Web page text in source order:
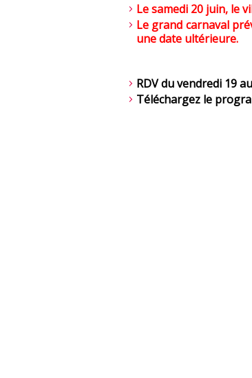
Le samedi 20 juin, le
Le grand carnaval
une date ultérieure.
RDV du vendredi 19
Téléchargez le